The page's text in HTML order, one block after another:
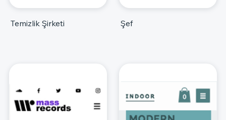
Temizlik Şirketi Şef